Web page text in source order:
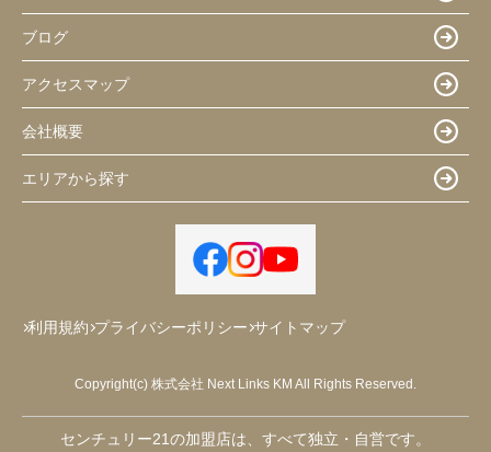
ブログ
アクセスマップ
会社概要
エリアから探す
利用規約 プライバシーポリシー サイトマップ
Copyright(c) 株式会社 Next Links KM All Rights Reserved.
センチュリー21の加盟店は、すべて独立・自営です。